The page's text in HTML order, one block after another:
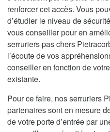
renforcer cet accès. Vous
d’étudier le niveau de
vous conseiller pour en
serruriers pas chers
l’écoute de vos
conseiller en fonction de
existante.
Pour ce faire, nos serruriers
partenaires sont en mesure
de votre porte d’entrée par